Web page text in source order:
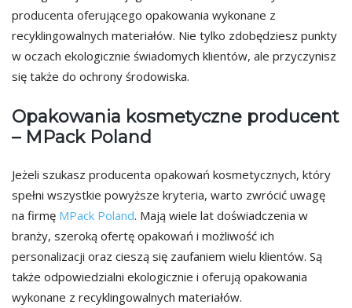
producenta oferującego opakowania wykonane z
recyklingowalnych materiałów. Nie tylko zdobędziesz punkty
w oczach ekologicznie świadomych klientów, ale przyczynisz
się także do ochrony środowiska.
Opakowania kosmetyczne producent
– MPack Poland
Jeżeli szukasz producenta opakowań kosmetycznych, który
spełni wszystkie powyższe kryteria, warto zwrócić uwagę
na firmę MPack Poland. Mają wiele lat doświadczenia w
branży, szeroką ofertę opakowań i możliwość ich
personalizacji oraz cieszą się zaufaniem wielu klientów. Są
także odpowiedzialni ekologicznie i oferują opakowania
wykonane z recyklingowalnych materiałów.